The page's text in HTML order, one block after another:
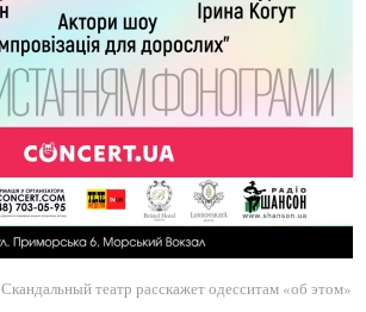
Скандальный театр расскажет одесситам «об этом»